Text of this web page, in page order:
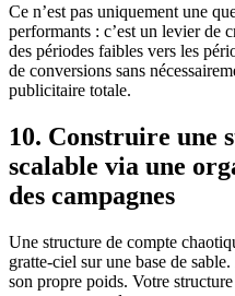
Ce n’est pas uniquement une
performants : c’est un levier de
des périodes faibles vers les
de conversions sans
publicitaire totale.
10. Construire une
scalable via une
des campagnes
Une structure de compte
gratte-ciel sur une base de
son propre poids. Votre